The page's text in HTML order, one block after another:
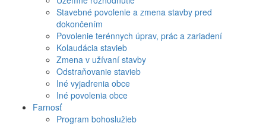
Stavebné povolenie a zmena stavby pred
dokončením
Povolenie terénnych úprav, prác a zariadení
Kolaudácia stavieb
Zmena v užívaní stavby
Odstraňovanie stavieb
Iné vyjadrenia obce
Iné povolenia obce
Farnosť
Program bohoslužieb